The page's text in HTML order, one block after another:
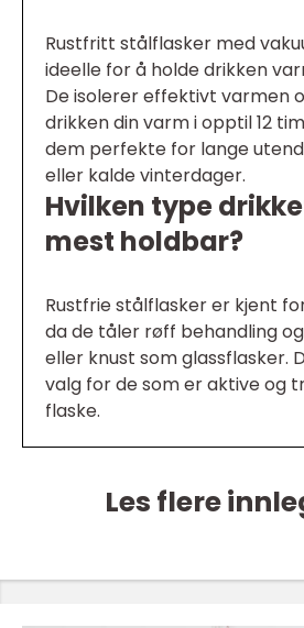
Rustfritt stålflasker med
ideelle for å holde drikken
De isolerer effektivt varmen
drikken din varm i opptil 12
dem perfekte for lange
eller kalde vinterdager.
Hvilken type
mest holdbar?
Rustfrie stålflasker er kjent
da de tåler røff behandling
eller knust som glassflasker.
valg for de som er aktive og
flaske.
Les flere